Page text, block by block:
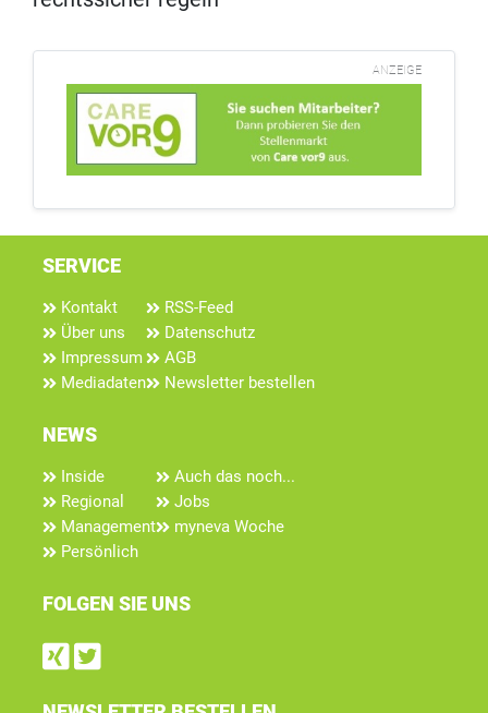
ANZEIGE
SERVICE
Kontakt
Über uns
Impressum
Mediadaten
RSS-Feed
Datenschutz
AGB
Newsletter bestellen
NEWS
Inside
Regional
Management
Persönlich
Auch das noch...
Jobs
myneva Woche
FOLGEN SIE UNS
Find us on Xing
Follow us on Twitter